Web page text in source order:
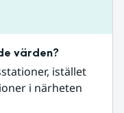
värden?
istället
i närheten